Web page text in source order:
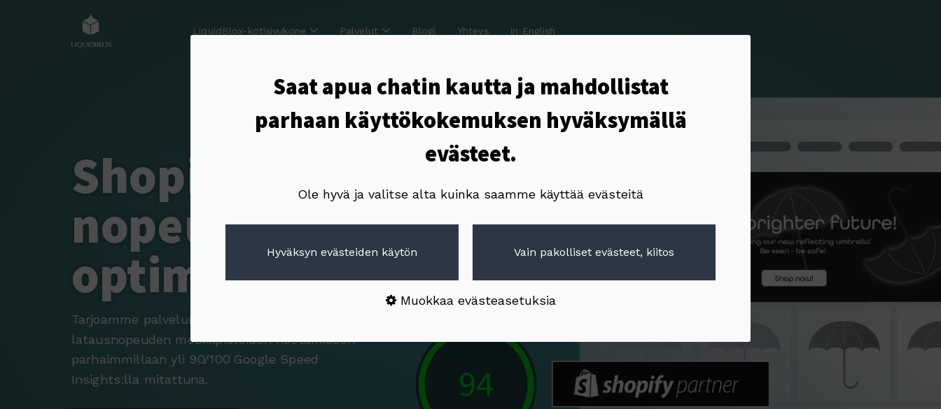
LiquidBlox-kotisivukone Palvelut Blogi Yhteys In English
Shopify- kaupan
nopeuden
optimointi
Tarjoamme palvelun Shopify-verkkokaupan
latausnopeuden mobiilipisteiden nostamiseen
parhaimmillaan yli 90/100 Google Speed
Insights:lla mitattuna.
90
Saat apua chatin kautta ja mahdollistat
parhaan käyttökokemuksen hyväksymällä
evästeet.
Ole hyvä ja valitse alta kuinka saamme käyttää evästeitä
Hyväksyn evästeiden käytön Vain pakolliset evästeet, kiitos
Muokkaa evästeasetuksia